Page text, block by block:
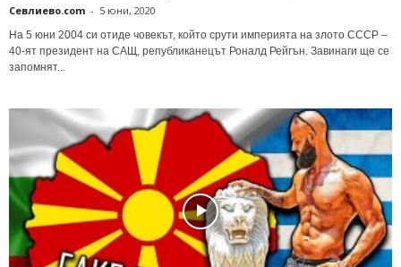
Севлиево.com - 5 юни, 2020
На 5 юни 2004 си отиде човекът, който срути империята на злото СССР –
40-ят президент на САЩ, републиканецът Роналд Рейгън. Завинаги ще се
запомнят...